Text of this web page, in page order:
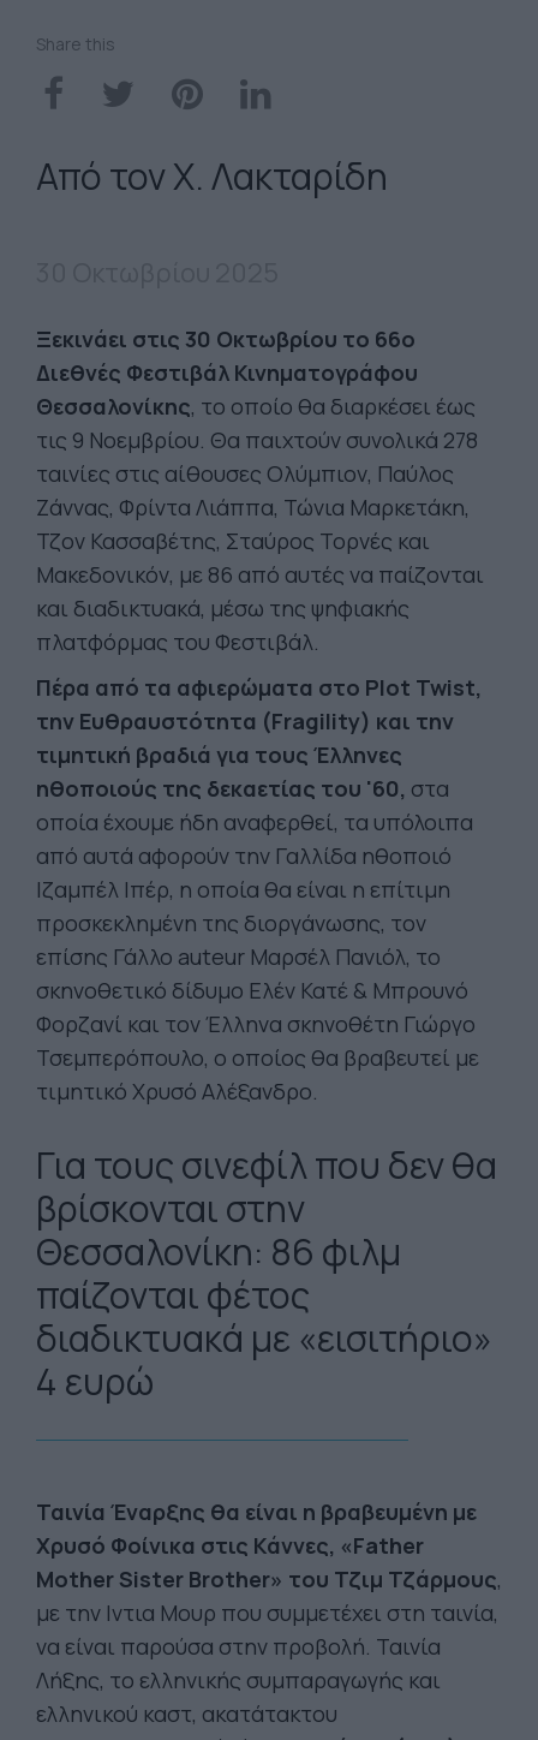
Share this
Από τον Χ. Λακταρίδη
Ξεκινάει στις 30 Οκτωβρίου το 66ο
Διεθνές Φεστιβάλ Κινηματογράφου
Θεσσαλονίκης, το οποίο θα διαρκέσει έως
τις 9 Νοεμβρίου. Θα παιχτούν συνολικά 278
ταινίες στις αίθουσες Ολύμπιον, Παύλος
Ζάννας, Φρίντα Λιάππα, Τώνια Μαρκετάκη,
Τζον Κασσαβέτης, Σταύρος Τορνές και
Μακεδονικόν, με 86 από αυτές να παίζονται
και διαδικτυακά, μέσω της ψηφιακής
πλατφόρμας του Φεστιβάλ.
Πέρα από τα αφιερώματα στο Plot Twist,
την Ευθραυστότητα (Fragility) και την
τιμητική βραδιά για τους Έλληνες
ηθοποιούς της δεκαετίας του '60, στα
οποία έχουμε ήδη αναφερθεί, τα υπόλοιπα
από αυτά αφορούν την Γαλλίδα ηθοποιό
Ιζαμπέλ Ιπέρ, η οποία θα είναι η επίτιμη
προσκεκλημένη της διοργάνωσης, τον
επίσης Γάλλο auteur Μαρσέλ Πανιόλ, το
σκηνοθετικό δίδυμο Ελέν Κατέ & Μπρουνό
Φορζανί και τον Έλληνα σκηνοθέτη Γιώργο
Τσεμπερόπουλο, ο οποίος θα βραβευτεί με
τιμητικό Χρυσό Αλέξανδρο.
Για τους σινεφίλ που δεν θα
βρίσκονται στην
Θεσσαλονίκη: 86 φιλμ
παίζονται φέτος
διαδικτυακά με «εισιτήριο»
4 ευρώ
Ταινία Έναρξης θα είναι η βραβευμένη με
Χρυσό Φοίνικα στις Κάννες, «Father
Mother Sister Brother» του Τζιμ Τζάρμους,
με την Ιντια Μουρ που συμμετέχει στη ταινία,
να είναι παρούσα στην προβολή. Ταινία
Λήξης, το ελληνικής συμπαραγωγής και
ελληνικού καστ, ακατάτακτου